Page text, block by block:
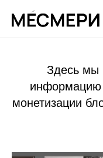
Здесь мы
информацию
монетизации